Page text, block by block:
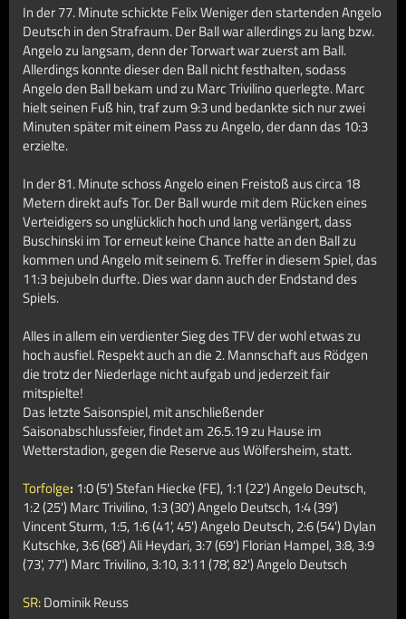
In der 77. Minute schickte Felix Weniger den startenden Angelo
Deutsch in den Strafraum. Der Ball war allerdings zu lang bzw.
Angelo zu langsam, denn der Torwart war zuerst am Ball.
Allerdings konnte dieser den Ball nicht festhalten, sodass
Angelo den Ball bekam und zu Marc Trivilino querlegte. Marc
hielt seinen Fuß hin, traf zum 9:3 und bedankte sich nur zwei
Minuten später mit einem Pass zu Angelo, der dann das 10:3
erzielte.
In der 81. Minute schoss Angelo einen Freistoß aus circa 18
Metern direkt aufs Tor. Der Ball wurde mit dem Rücken eines
Verteidigers so unglücklich hoch und lang verlängert, dass
Buschinski im Tor erneut keine Chance hatte an den Ball zu
kommen und Angelo mit seinem 6. Treffer in diesem Spiel, das
11:3 bejubeln durfte. Dies war dann auch der Endstand des
Spiels.
Alles in allem ein verdienter Sieg des TFV der wohl etwas zu
hoch ausfiel. Respekt auch an die 2. Mannschaft aus Rödgen
die trotz der Niederlage nicht aufgab und jederzeit fair
mitspielte!
Das letzte Saisonspiel, mit anschließender
Saisonabschlussfeier, findet am 26.5.19 zu Hause im
Wetterstadion, gegen die Reserve aus Wölfersheim, statt.
Torfolge: 1:0 (5') Stefan Hiecke (FE), 1:1 (22') Angelo Deutsch,
1:2 (25') Marc Trivilino, 1:3 (30')Angelo Deutsch, 1:4 (39')
Vincent Sturm, 1:5, 1:6 (41', 45') Angelo Deutsch, 2:6 (54') Dylan
Kutschke, 3:6 (68') Ali Heydari, 3:7 (69') Florian Hampel, 3:8, 3:9
(73', 77') Marc Trivilino, 3:10, 3:11 (78', 82') Angelo Deutsch
SR:Dominik Reuss